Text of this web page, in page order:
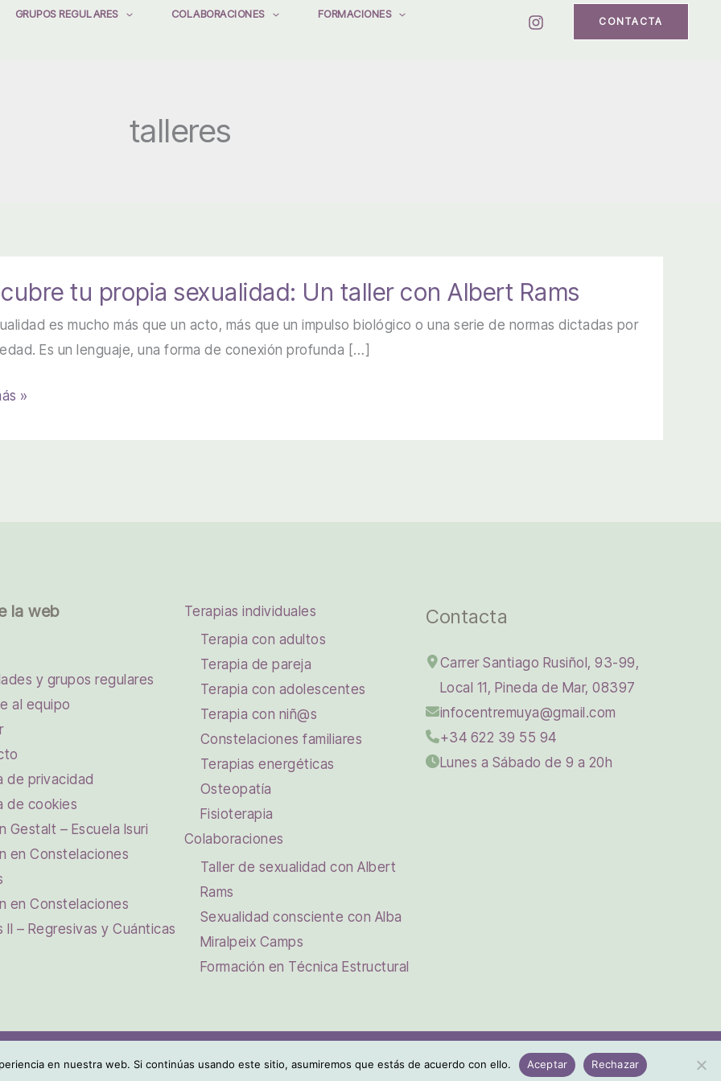
GRUPOS REGULARES COLABORACIONES
FORMACIONES
CONTACTA
talleres
tu propia sexualidad: Un taller con Albert Rams
es mucho más que un acto, más que un impulso biológico o una serie de normas dictadas por
Es un lenguaje, una forma de conexión profunda […]
»
la web
y grupos regulares
al equipo
de privacidad
de cookies
Gestalt – Escuela Isuri
en Constelaciones
en Constelaciones
II – Regresivas y Cuánticas
Terapias individuales
Terapia con adultos
Terapia de pareja
Terapia con adolescentes
Terapia con niñ@s
Constelaciones familiares
Terapias energéticas
Osteopatía
Fisioterapia
Colaboraciones
Taller de sexualidad con Albert
Rams
Sexualidad consciente con Alba
Miralpeix Camps
Formación en Técnica Estructural
Contacta
Carrer Santiago Rusiñol, 93-99,
Local 11, Pineda de Mar, 08397
infocentremuya@gmail.com
+34 622 39 55 94
Lunes a Sábado de 9 a 20h
y adolescentes. Todos los derechos reservados. Instagram
en nuestra web. Si continúas usando este sitio, asumiremos que estás de acuerdo con ello. Aceptar Rechazar